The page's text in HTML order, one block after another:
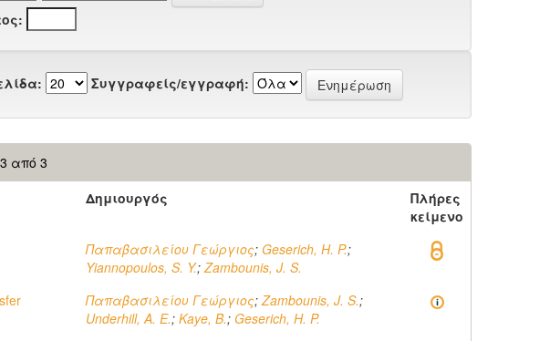
Συγγραφείς/εγγραφή:
από 3
Δημιουργός
Πλήρες
κείμενο
Παπαβασιλείου Γεώργιος; Geserich, H. P.;
Yiannopoulos, S. Y.;Zambounis, J. S.
Παπαβασιλείου Γεώργιος;Zambounis, J. S.;
Underhill, A. E.; Kaye, B.; Geserich, H. P.